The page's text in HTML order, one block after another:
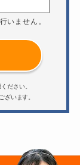
いません。
ださい。
ざいます。